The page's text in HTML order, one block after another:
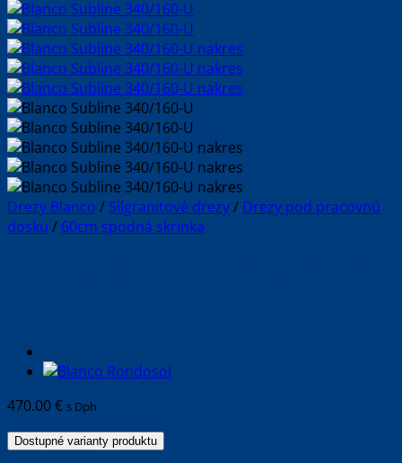
Drezy Blanco / Silgranitové drezy/ Drezy pod pracovnú
dosku / 60cm spodná skrinka
470.00€ s Dph
Dostupné varianty produktu